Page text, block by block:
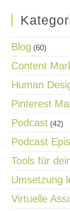
Blog (60)
Content
Human
Pinterest
Podcast (42)
Podcast
Tools für
Umsetzung
Virtuelle